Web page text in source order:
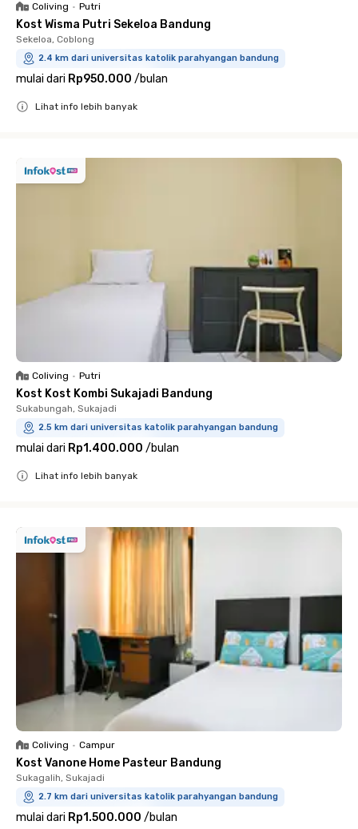
Coliving • Putri
Kost Wisma Putri Sekeloa Bandung
Sekeloa, Coblong
2.4 km dari universitas katolik parahyangan bandung
mulai dari Rp950.000 /bulan
Lihat info lebih banyak
Coliving • Putri
Kost Kost Kombi Sukajadi Bandung
Sukabungah, Sukajadi
2.5 km dari universitas katolik parahyangan bandung
mulai dari Rp1.400.000 /bulan
Lihat info lebih banyak
Coliving • Campur
Kost Vanone Home Pasteur Bandung
Sukagalih, Sukajadi
2.7 km dari universitas katolik parahyangan bandung
mulai dari Rp1.500.000 /bulan